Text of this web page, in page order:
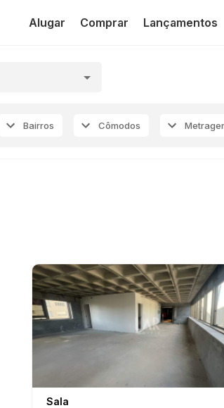
Alugar Comprar Lançamentos
Bairros Cômodos
Sala